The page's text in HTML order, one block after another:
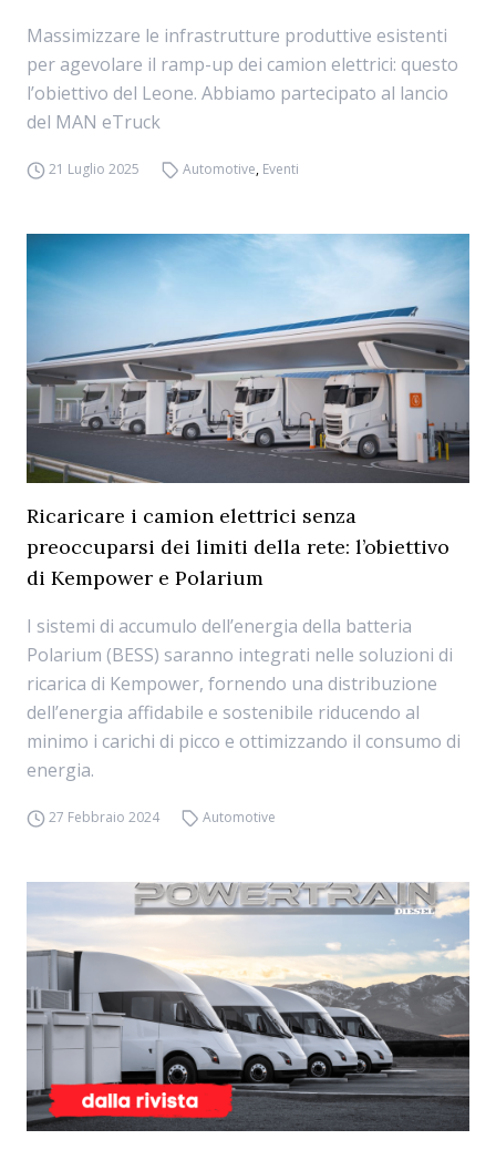
Massimizzare le infrastrutture produttive esistenti
per agevolare il ramp-up dei camion elettrici: questo
l’obiettivo del Leone. Abbiamo partecipato al lancio
del MAN eTruck
21 Luglio 2025 Automotive, Eventi
Ricaricare i camion elettrici senza
preoccuparsi dei limiti della rete: l’obiettivo
di Kempower e Polarium
I sistemi di accumulo dell’energia della batteria
Polarium (BESS) saranno integrati nelle soluzioni di
ricarica di Kempower, fornendo una distribuzione
dell’energia affidabile e sostenibile riducendo al
minimo i carichi di picco e ottimizzando il consumo di
energia.
27 Febbraio 2024 Automotive